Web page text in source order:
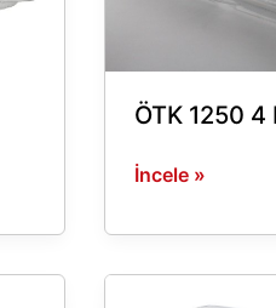
ÖTK 1250 4
İncele »